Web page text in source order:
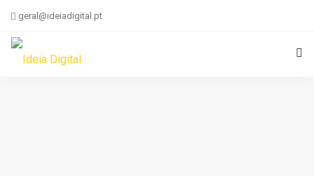
geral@ideiadigital.pt
936 778 012 (chamada para a rede móvel nacional)